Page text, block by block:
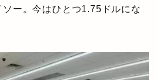
ー。今はひとつ1.75ドルにな